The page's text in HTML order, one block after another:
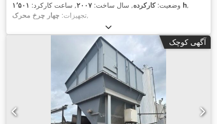
وضعیت:کارکرده, سال ساخت: ۲۰۰۷, ساعت کارکرد: ۱٬۵۰۱ h,
تجهیزات: چهار چرخ محرک ,
آگهی کوچک